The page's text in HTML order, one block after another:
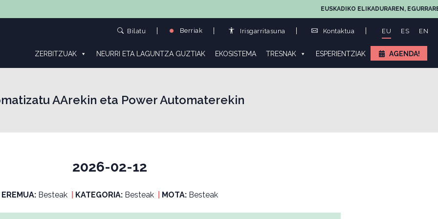
EUSKADIKO ELIKADURAREN, EGURRAREN
Bilatu Berriak Irisgarritasuna Kontaktua EU ES EN
ZERBITZUAK NEURRI ETA LAGUNTZA GUZTIAK EKOSISTEMA TRESNAK ESPERIENTZIAK AGENDA!
AArekin eta Power Automaterekin
2026-02-12
EREMUA: Besteak KATEGORIA: Besteak MOTA:Besteak